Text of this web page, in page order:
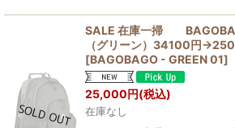
SALE 在庫一掃
（グリーン）34100円
[BAGOBAGO - GREEN 01]
25,000円(税込)
在庫なし